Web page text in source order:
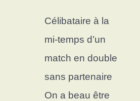
Célibataire à la
mi-temps d’un
match en double
sans partenaire
On a beau être